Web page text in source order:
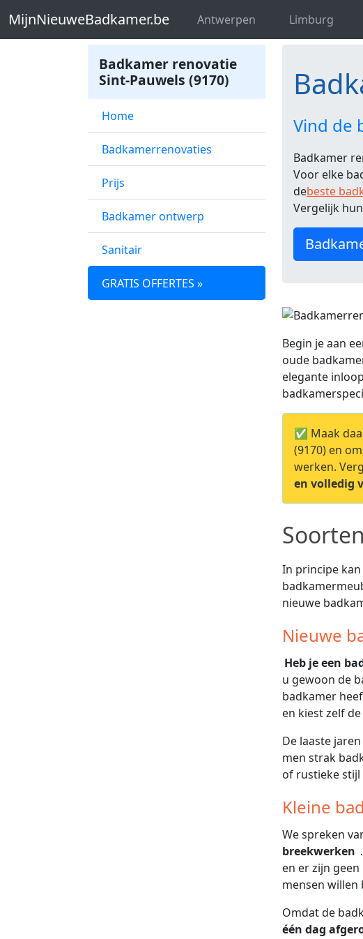
MijnNieuweBadkamer.be Antwerpen Limburg
MijnNieuweBadkamer.be Badkamer renovatie
Badkamer renovatie
Sint-Pauwels (9170)
Home
Badkamerrenovaties
Prijs
Badkamer ontwerp
Sanitair
GRATIS OFFERTES »
Vind de
Badkamer
Voor elke
debeste
Vergelijk
Begin je aan
oude
elegante
✅ Maak
(9170) en
werken.
en volledig
In principe kan
nieuwe
Nieuwe
Heb je een
u gewoon de
badkamer
en kiest zelf
De laaste
men strak
of rustieke
Kleine
We spreken
breekwerken
en er zijn
mensen
Omdat de
één dag